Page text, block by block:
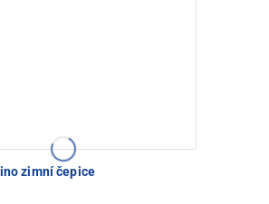
zimní čepice